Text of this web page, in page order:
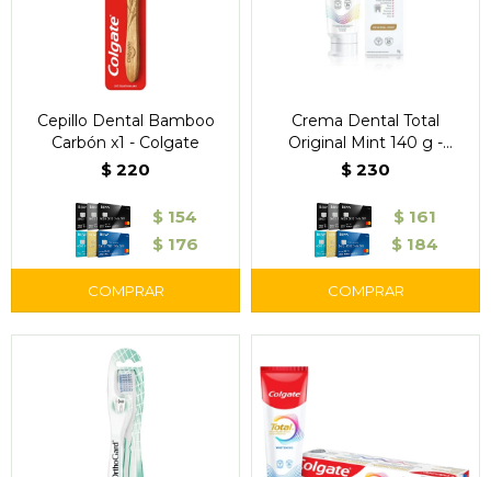
Cepillo Dental Bamboo
Carbón x1 - Colgate
$ 220
$ 154
$ 176
Crema Dental Total
Original Mint 140 g -
Colgate
$ 230
$ 161
$ 184